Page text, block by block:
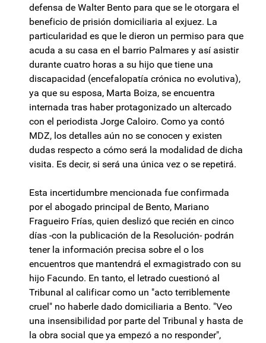
defensa de Walter Bento para que se le otorgara el
beneficio de prisión domiciliaria al exjuez. La
particularidad es que le dieron un permiso para que
acuda a su casa en el barrio Palmares y así asistir
durante cuatro horas a su hijo que tiene una
discapacidad (encefalopatía crónica no evolutiva),
ya que su esposa, Marta Boiza, se encuentra
internada tras haber protagonizado un altercado
con el periodista Jorge Caloiro. Como ya contó
MDZ, los detalles aún no se conocen y existen
dudas respecto a cómo será la modalidad de dicha
visita. Es decir, si será una única vez o se repetirá.
Esta incertidumbre mencionada fue confirmada
por el abogado principal de Bento, Mariano
Fragueiro Frías, quien deslizó que recién en cinco
días -con la publicación de la Resolución- podrán
tener la información precisa sobre el o los
encuentros que mantendrá el exmagistrado con su
hijo Facundo. En tanto, el letrado cuestionó al
Tribunal al calificar como un "acto terriblemente
cruel" no haberle dado domiciliaria a Bento. "Veo
una insensibilidad por parte del Tribunal y hasta de
la obra social que ya empezó a no responder",